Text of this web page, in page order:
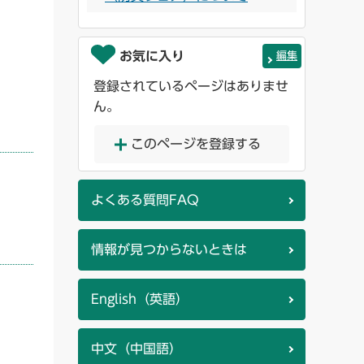
お気に入り 編集
登録されているページはありませ
ん。
このページを登録する
よくある質問FAQ
情報が見つからないときは
English（英語）
中文（中国語）